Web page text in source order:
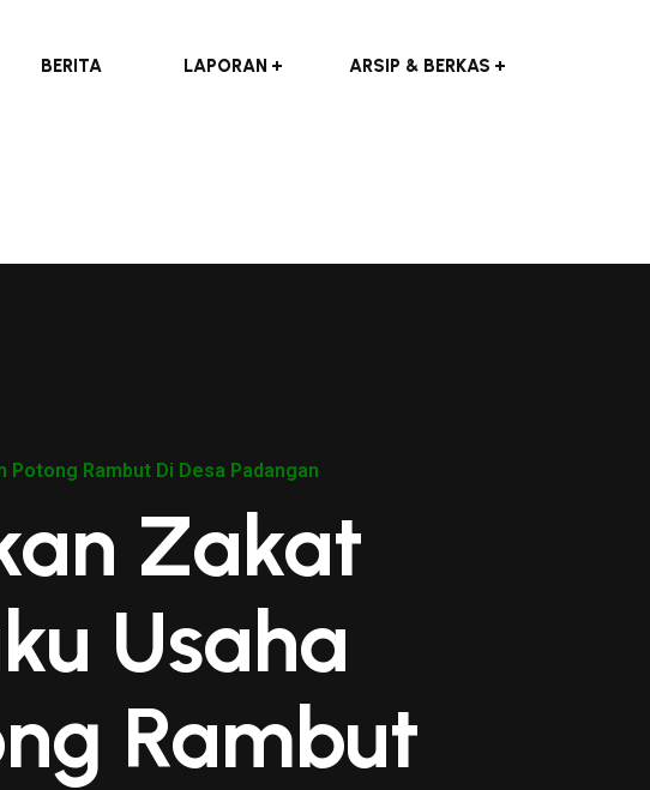
BERITA LAPORAN ARSIP & BERKAS
Rambut Di Desa Padangan
Zakat
Usaha
Rambut